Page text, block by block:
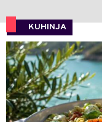
KUHINJA